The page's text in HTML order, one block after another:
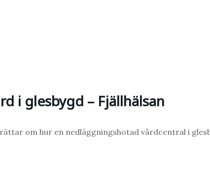
i glesbygd – Fjällhälsan
om hur en nedläggningshotad vårdcentral i